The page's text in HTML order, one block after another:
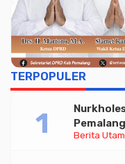
TERPOPULER
Berita
Pemalang